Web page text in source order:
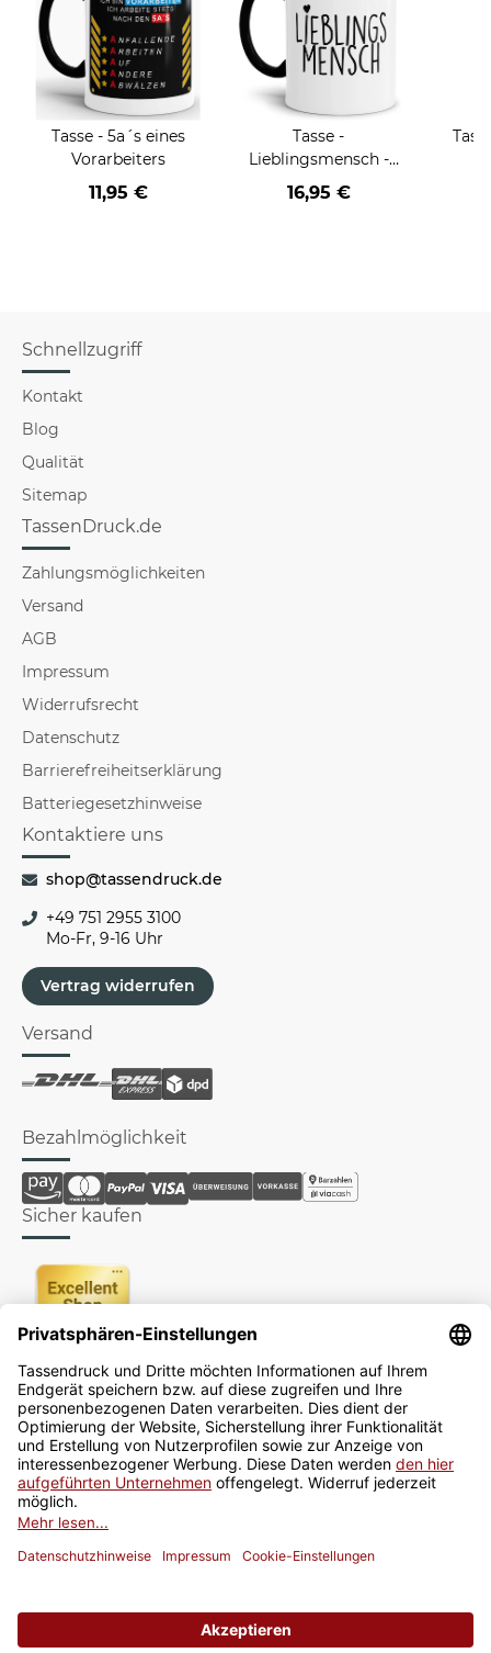
Tasse - 5a´s eines
Vorarbeiters
11,95 €
Tasse -
Lieblingsmensch -
Innen & Henkel
Schwarz
16,95 €
Schnellzugriff
Kontakt
Blog
Qualität
Sitemap
TassenDruck.de
Zahlungsmöglichkeiten
Versand
AGB
Impressum
Widerrufsrecht
Datenschutz
Barrierefreiheitserklärung
Batteriegesetzhinweise
Kontaktiere uns
shop@tassendruck.de
+49 751 2955 3100
Mo-Fr, 9-16 Uhr
Vertrag widerrufen
Versand
Bezahlmöglichkeit
Sicher kaufen
Newsletter